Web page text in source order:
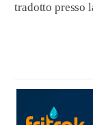
tradotto presso